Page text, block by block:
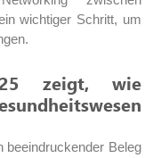
wichtiger Schritt, um
zeigt, wie
beeindruckender Beleg